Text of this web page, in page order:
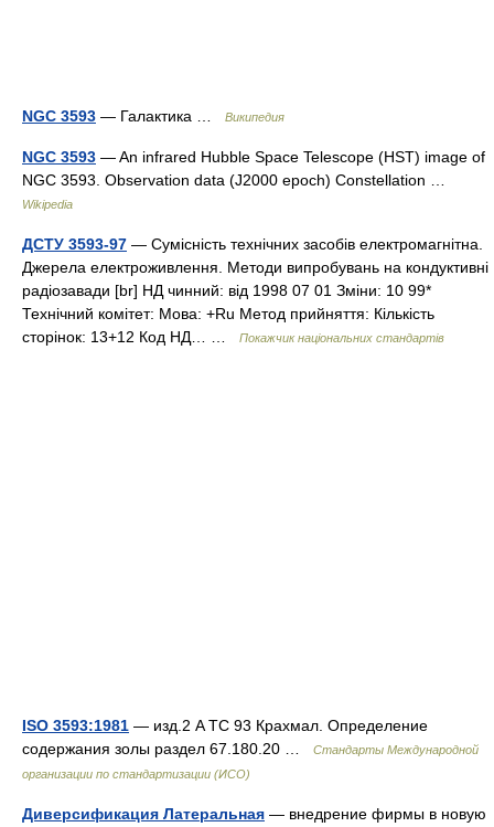
NGC 3593 — Галактика … Википедия
NGC 3593 — An infrared Hubble Space Telescope (HST) image of
NGC 3593. Observation data (J2000 epoch) Constellation …
Wikipedia
ДСТУ 3593-97 — Сумісність технічних засобів електромагнітна.
Джерела електроживлення. Методи випробувань на кондуктивні
радіозавади [br] НД чинний: від 1998 07 01 Зміни: 10 99*
Технічний комітет: Мова: +Ru Метод прийняття: Кількість
сторінок: 13+12 Код НД… …
Покажчик національних стандартів
ISO 3593:1981 — изд.2 A TC 93 Крахмал. Определение
содержания золы раздел 67.180.20 …
Стандарты Международной
организации по стандартизации (ИСО)
Диверсификация Латеральная — внедрение фирмы в новую